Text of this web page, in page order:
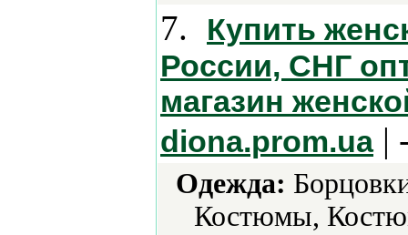
7.
Купить
России, СНГ
магазин
diona.prom.ua|
Одежда:
Костюмы,